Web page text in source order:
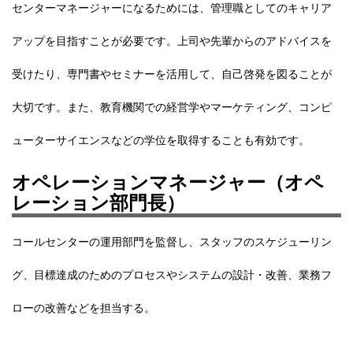
センターマネージャーになるためには、管理職としてのキャリア
アップを目指すことが必要です。上司や先輩からのアドバイスを
受けたり、専門書やセミナーを活用して、自己啓発を図ることが
大切です。また、教育機関での経営学やマーケティング、コンピ
ューターサイエンスなどの学位を取得することも有効です。
オペレーションマネージャー（オペ
レーション部門長）
コールセンターの運用部門を監督し、 スタッフのスケジューリン
グ、目標達成のためのプロセスやシステムの設計・改善、業務フ
ローの改善などを担当する。